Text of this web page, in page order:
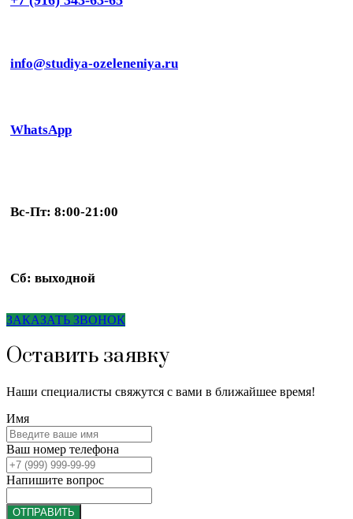
info@studiya-ozeleneniya.ru
WhatsApp
Вс-Пт: 8:00-21:00
Сб: выходной
ЗАКАЗАТЬ ЗВОНОК
Оставить заявку
Наши специалисты свяжутся с вами в ближайшее время!
Имя
Ваш номер телефона
Напишите вопрос
ОТПРАВИТЬ